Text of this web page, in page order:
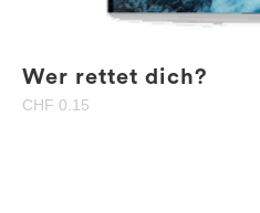
Wer rettet dich?
CHF 0.15